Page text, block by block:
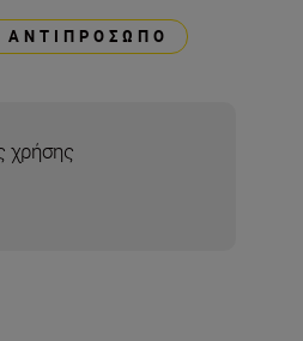
ΑΝΤΙΠΡΌΣΩΠΟ
χρήσης